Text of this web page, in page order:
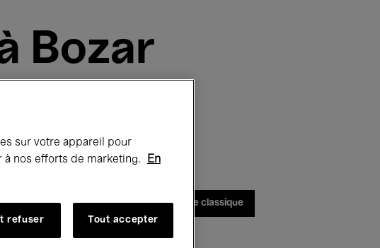
Bozar
& Débats Jazz Musique classique
sur votre appareil pour
à nos efforts de marketing.
En
refuser Tout accepter